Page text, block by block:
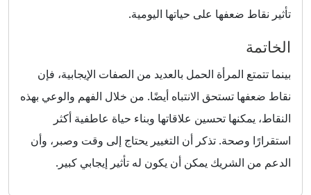
تأثير نقاط ضعفها على حياتها اليومية.
الخاتمة
بينما تتمتع المرأة الحمل بالعديد من الصفات الإيجابية، فإن
نقاط ضعفها تستحق الانتباه أيضًا. من خلال الفهم والوعي بهذه
النقاط، يمكنها تحسين علاقاتها وبناء حياة عاطفية أكثر
استقرارًا وصحة. تذكر أن التغيير يحتاج إلى وقت وصبر، وأن
الدعم من الشريك يمكن أن يكون له تأثير إيجابي كبير.